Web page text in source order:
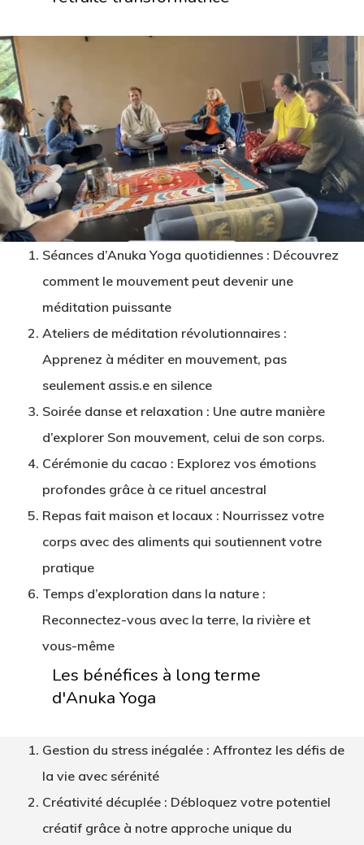
Séances d’Anuka Yoga quotidiennes : Découvrez
comment le mouvement peut devenir une
méditation puissante
Ateliers de méditation révolutionnaires :
Apprenez à méditer en mouvement, pas
seulement assis.e en silence
Soirée danse et relaxation : Une autre manière
d’explorer Son mouvement, celui de son corps.
Cérémonie du cacao : Explorez vos émotions
profondes grâce à ce rituel ancestral
Repas fait maison et locaux : Nourrissez votre
corps avec des aliments qui soutiennent votre
pratique
Temps d’exploration dans la nature :
Reconnectez-vous avec la terre, la rivière et
vous-même
Les bénéfices à long terme
d'Anuka Yoga
Gestion du stress inégalée : Affrontez les défis de
la vie avec sérénité
Créativité décuplée : Débloquez votre potentiel
créatif grâce à notre approche unique du